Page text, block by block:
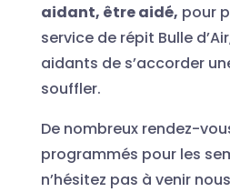
aidant, être aidé, pour
service de répit Bulle
aidants de s’accorder
souffler.
De nombreux rendez-
programmés pour les
n’hésitez pas à venir